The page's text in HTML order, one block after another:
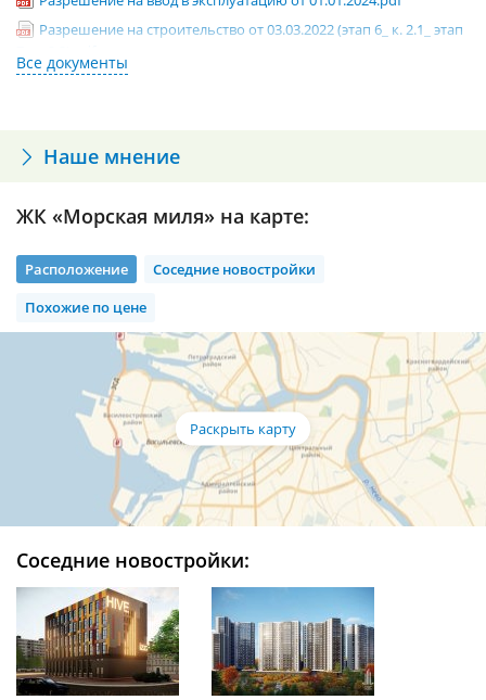
Разрешение на строительство от 03.03.2022 (этап 6_ к. 2.1_ этап
Разрешение на строительство от 12.04.2021 (к. 1-4).pdf
2.2).pdfНаше мнение
ЖК «Морская миля» на карте:
Расположение
Соседние новостройки
Похожие по цене
Соседние новостройки: